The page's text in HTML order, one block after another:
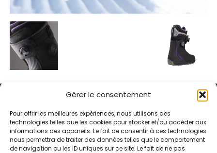
Gérer le consentement
Pour offrir les meilleures expériences, nous utilisons des
technologies telles que les cookies pour stocker et/ou accéder aux
informations des appareils. Le fait de consentir à ces technologies
nous permettra de traiter des données telles que le comportement
de navigation ou les ID uniques sur ce site. Le fait de ne pas
Alternative Média est une agence de relations presse et de
relations publiques basée à Grenoble. Depuis 1995, elle conçoit et